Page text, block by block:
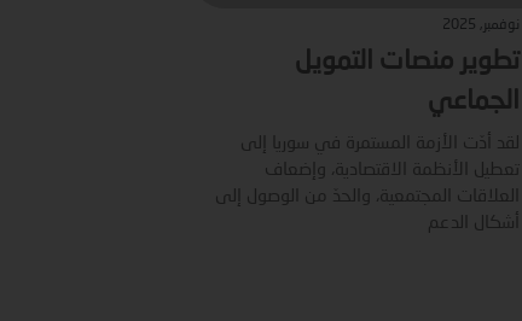
نوفمبر, 2025
تطوير منصات التمويل
الجماعي
لقد أدّت الأزمة المستمرة في سوريا إلى
تعطيل الأنظمة الاقتصادية، وإضعاف
العلاقات المجتمعية، والحدّ من الوصول إلى
أشكال الدعم